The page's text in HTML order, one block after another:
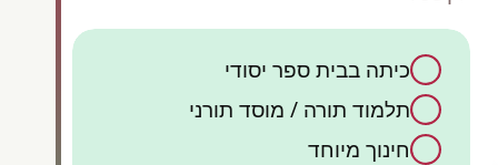
כיתה בבית ספר יסודי
תלמוד תורה / מוסד תורני
חינוך מיוחד